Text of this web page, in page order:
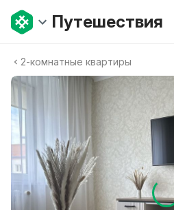
Путешествия
2-комнатные квартиры